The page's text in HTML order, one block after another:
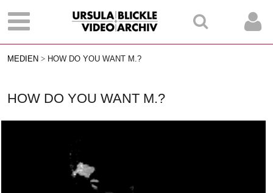
MEDIEN HOW DO YOU WANT M.?
HOW DO YOU WANT M.?